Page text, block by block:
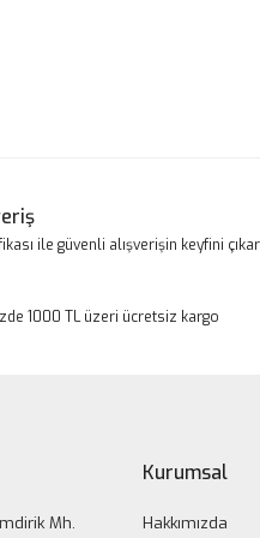
daha pahalı.
ile güvenli alışverişin keyfini
1000 TL üzeri ücretsiz kargo
Mh.
Kurumsal
Hakkımızda